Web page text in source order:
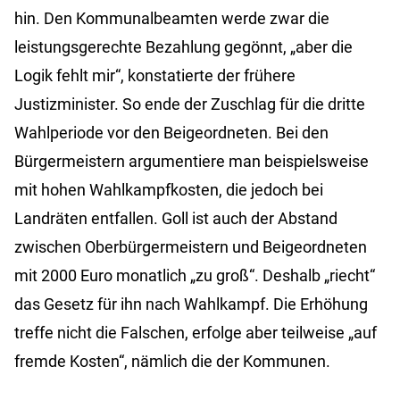
hin. Den Kommunalbeamten werde zwar die
leistungsgerechte Bezahlung gegönnt, „aber die
Logik fehlt mir“, konstatierte der frühere
Justizminister. So ende der Zuschlag für die dritte
Wahlperiode vor den Beigeordneten. Bei den
Bürgermeistern argumentiere man beispielsweise
mit hohen Wahlkampfkosten, die jedoch bei
Landräten entfallen. Goll ist auch der Abstand
zwischen Oberbürgermeistern und Beigeordneten
mit 2000 Euro monatlich „zu groß“. Deshalb „riecht“
das Gesetz für ihn nach Wahlkampf. Die Erhöhung
treffe nicht die Falschen, erfolge aber teilweise „auf
fremde Kosten“, nämlich die der Kommunen.